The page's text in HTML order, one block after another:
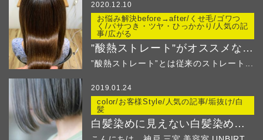
2020.12.10
お悩み解決before→after/くせ毛/ゴワつ
く/パサつき・ツヤ・ひっかかり/人気の記
事/広がる
”酸熱ストレート”がオススメなのはこんな方！
”酸熱ストレート”とは従来のストレート...
2019.01.24
color/お客様Style/人気の記事/垢抜け/白
髪
白髪染めに見えない白髪染め ２